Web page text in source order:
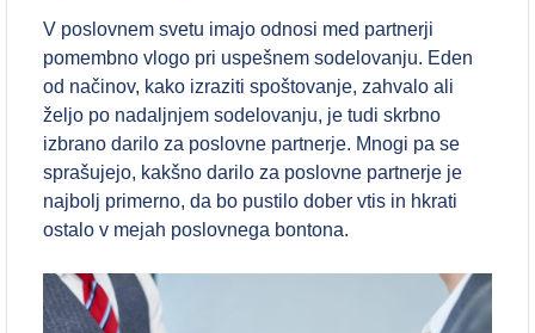
V poslovnem svetu imajo odnosi med partnerji
pomembno vlogo pri uspešnem sodelovanju. Eden
od načinov, kako izraziti spoštovanje, zahvalo ali
željo po nadaljnjem sodelovanju, je tudi skrbno
izbrano darilo za poslovne partnerje. Mnogi pa se
sprašujejo, kakšno darilo za poslovne partnerje je
najbolj primerno, da bo pustilo dober vtis in hkrati
ostalo v mejah poslovnega bontona.